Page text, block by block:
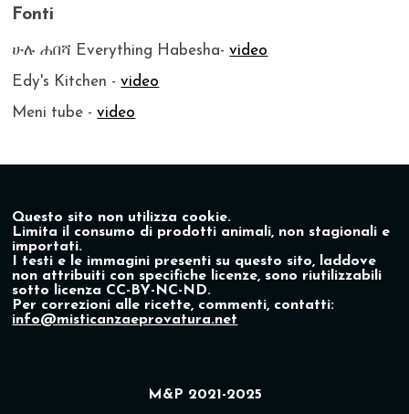
Fonti
ሁሉ ሐበሻ Everything Habesha-video
Edy's Kitchen -video
Meni tube -video
Questo sito non utilizza cookie.
Limita il consumo di prodotti animali, non stagionali e
importati.
I testi e le immagini presenti su questo sito, laddove
non attribuiti con specifiche licenze, sono riutilizzabili
sotto licenza CC-BY-NC-ND.
Per correzioni alle ricette, commenti, contatti:
info@misticanzaeprovatura.net
M&P 2021-2025